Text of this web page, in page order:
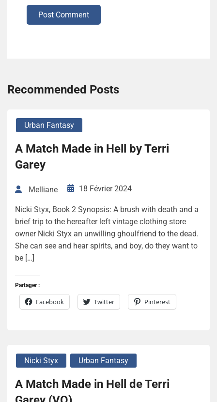
Post Comment
Recommended Posts
Urban Fantasy
A Match Made in Hell by Terri
Garey
Melliane 18 Février 2024
Nicki Styx, Book 2 Synopsis: A brush with death and a
brief trip to the hereafter left vintage clothing store
owner Nicki Styx an unwilling ghoulfriend to the dead.
She can see and hear spirits, and boy, do they want to
be […]
Partager :
Facebook Twitter Pinterest
Nicki Styx Urban Fantasy
A Match Made in Hell de Terri